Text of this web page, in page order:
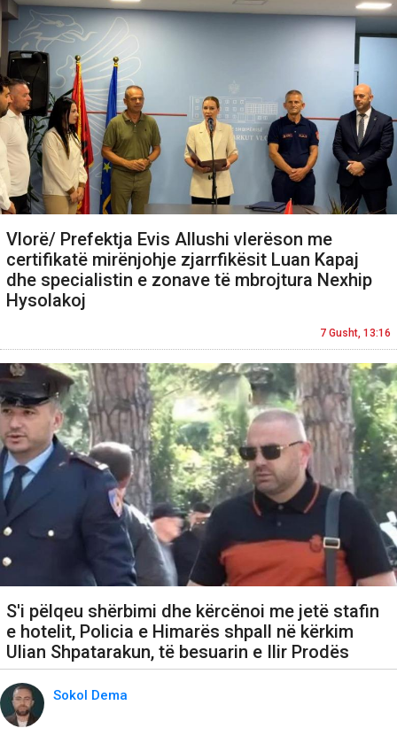
Vlorë/ Prefektja Evis Allushi vlerëson me
certifikatë mirënjohje zjarrfikësit Luan Kapaj
dhe specialistin e zonave të mbrojtura Nexhip
Hysolakoj
7 Gusht, 13:16
S'i pëlqeu shërbimi dhe kërcënoi me jetë stafin
e hotelit, Policia e Himarës shpall në kërkim
Ulian Shpatarakun, të besuarin e Ilir Prodës
Sokol Dema